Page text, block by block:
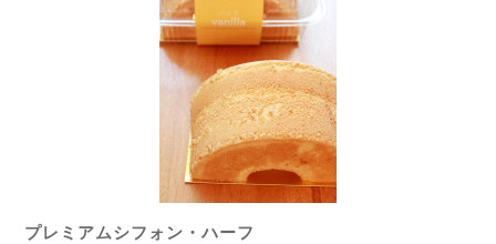
プレミアムシフォン・ハーフ